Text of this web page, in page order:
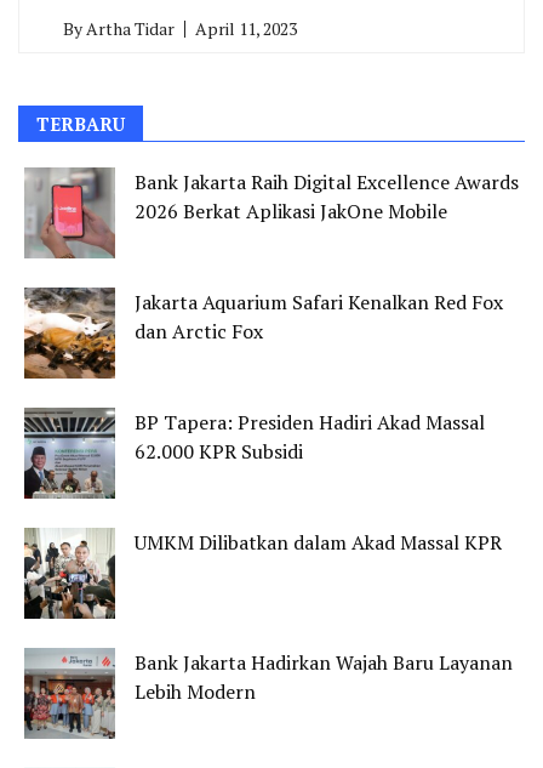
ByArtha Tidar April 11, 2023
TERBARU
Bank Jakarta Raih Digital Excellence Awards
2026 Berkat Aplikasi JakOne Mobile
Jakarta Aquarium Safari Kenalkan Red Fox
dan Arctic Fox
BP Tapera: Presiden Hadiri Akad Massal
62.000 KPR Subsidi
UMKM Dilibatkan dalam Akad Massal KPR
Bank Jakarta Hadirkan Wajah Baru Layanan
Lebih Modern